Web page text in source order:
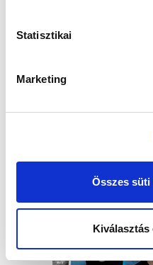
Statisztikai
Marketing
Összes süti
Kiválasztás